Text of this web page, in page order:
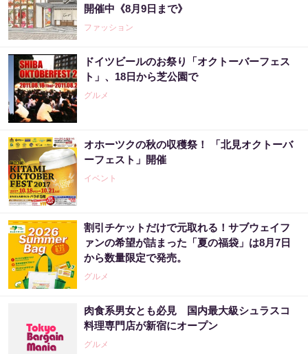
開催中《8月9日まで》
ファッション
ドイツビールのお祭り「オクトーバーフェス
ト」、18日から芝公園で
グルメ
オホーツクの秋の収穫祭！ 「北見オクトーバ
ーフェスト」開催
イベント
割引チケットだけで元取れる！サブウェイフ
ァンの希望が詰まった「夏の福袋」は8月7日
から数量限定で発売。
グルメ
肉食系男女とも必見 国内最大級シュラスコ
料理専門店が新宿にオープン
グルメ